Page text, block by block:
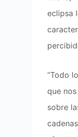
eclipsa
“Todo
que
sobre